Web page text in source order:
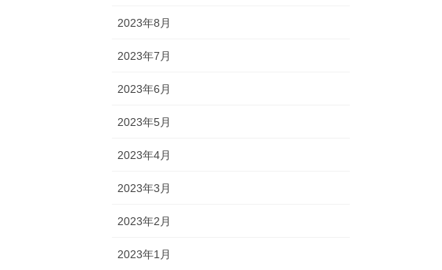
2023年8月
2023年7月
2023年6月
2023年5月
2023年4月
2023年3月
2023年2月
2023年1月